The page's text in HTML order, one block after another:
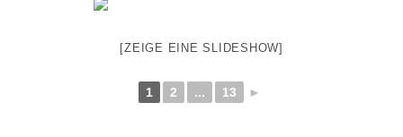
[ZEIGE EINE SLIDESHOW]
1 2 ... 13 ►